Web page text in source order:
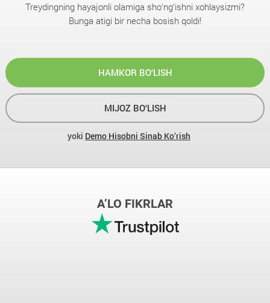
Treydingning hayajonli olamiga sho‘ng‘ishni xohlaysizmi?
Bunga atigi bir necha bosish qoldi!
HAMKOR BO‘LISH
MIJOZ BO‘LISH
yoki Demo Hisobni Sinab Ko‘rish
A’LO FIKRLAR